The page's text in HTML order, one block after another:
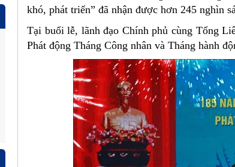
khó, phát triển” đã nhận được hơn 245 nghìn
Tại buổi lễ, lãnh đạo Chính phủ cùng Tổng
Phát động Tháng Công nhân và Tháng hành